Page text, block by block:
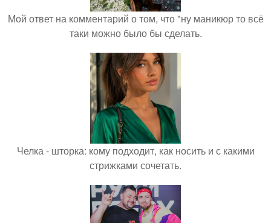
Мой ответ на комментарий о том, что "ну маникюр то всё
таки можно было бы сделать.
Челка - шторка: кому подходит, как носить и с какими
стрижками сочетать.